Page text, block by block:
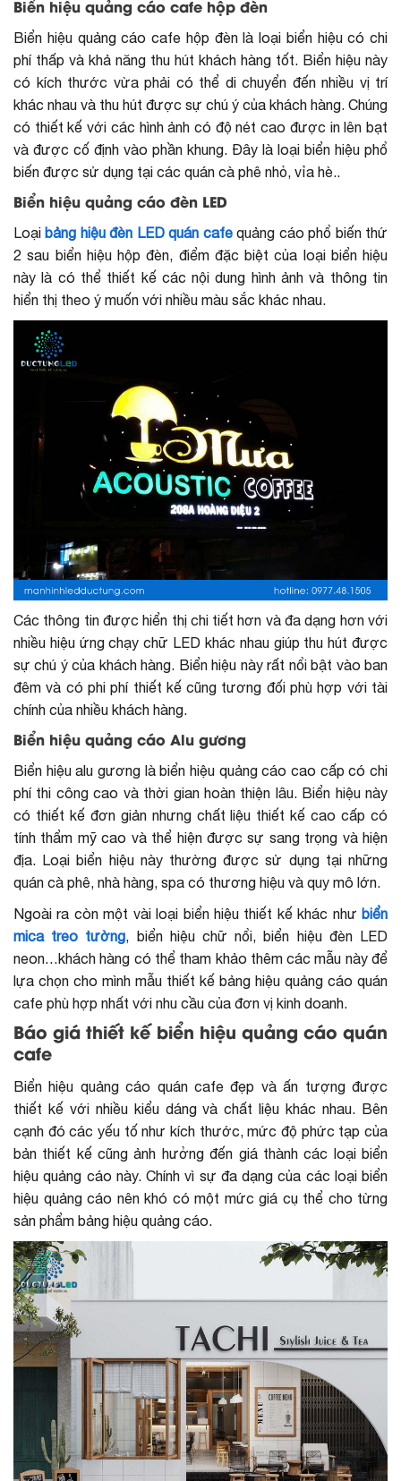
Biển hiệu quảng cáo cafe hộp đèn
Biển hiệu quảng cáo cafe hộp đèn là loại biển hiệu có chi
phí thấp và khả năng thu hút khách hàng tốt. Biển hiệu này
có kích thước vừa phải có thể di chuyển đến nhiều vị trí
khác nhau và thu hút được sự chú ý của khách hàng. Chúng
có thiết kế với các hình ảnh có độ nét cao được in lên bạt
và được cố định vào phần khung. Đây là loại biển hiệu phổ
biến được sử dụng tại các quán cà phê nhỏ, vỉa hè..
Biển hiệu quảng cáo đèn LED
Loạibảng hiệu đèn LED quán cafequảng cáo phổ biến thứ
2 sau biển hiệu hộp đèn, điểm đặc biệt của loại biển hiệu
này là có thể thiết kế các nội dung hình ảnh và thông tin
hiển thị theo ý muốn với nhiều màu sắc khác nhau.
Các thông tin được hiển thị chi tiết hơn và đa dạng hơn với
nhiều hiệu ứng chạy chữ LED khác nhau giúp thu hút được
sự chú ý của khách hàng. Biển hiệu này rất nổi bật vào ban
đêm và có phi phí thiết kế cũng tương đối phù hợp với tài
chính của nhiều khách hàng.
Biển hiệu quảng cáo Alu gương
Biển hiệu alu gương là biển hiệu quảng cáo cao cấp có chi
phí thi công cao và thời gian hoàn thiện lâu. Biển hiệu này
có thiết kế đơn giản nhưng chất liệu thiết kế cao cấp có
tính thẩm mỹ cao và thể hiện được sự sang trọng và hiện
địa. Loại biển hiệu này thường được sử dụng tại những
quán cà phê, nhà hàng, spa có thương hiệu và quy mô lớn.
Ngoài ra còn một vài loại biển hiệu thiết kế khác như biển
mica treo tường, biển hiệu chữ nổi, biển hiệu đèn LED
neon…khách hàng có thể tham khảo thêm các mẫu này để
lựa chọn cho mình mẫu thiết kế bảng hiệu quảng cáo quán
cafe phù hợp nhất với nhu cầu của đơn vị kinh doanh.
Báo giá thiết kế biển hiệu quảng cáo quán
cafe
Biển hiệu quảng cáo quán cafe đẹp và ấn tượng được
thiết kế với nhiều kiểu dáng và chất liệu khác nhau. Bên
cạnh đó các yếu tố như kích thước, mức độ phức tạp của
bản thiết kế cũng ảnh hưởng đến giá thành các loại biển
hiệu quảng cáo này. Chính vì sự đa dạng của các loại biển
hiệu quảng cáo nên khó có một mức giá cụ thể cho từng
sản phẩm bảng hiệu quảng cáo.